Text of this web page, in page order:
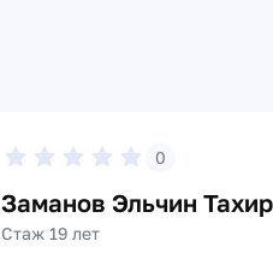
0
Заманов Эльчин
Стаж 19 лет